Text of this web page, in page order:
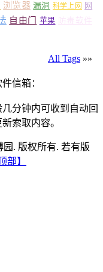
浏览器 漏洞 科学上网 网
自由门 苹果
防毒软件
All Tags »»
信箱：
分钟内可收到自动回
索取内容。
园. 版权所有. 若有版
部】